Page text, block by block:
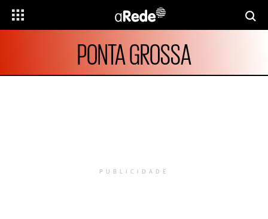
PONTA GROSSA
PUBLICIDADE